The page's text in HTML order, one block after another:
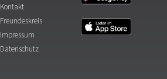
Kontakt
Freundeskreis
Impressum
Datenschutz